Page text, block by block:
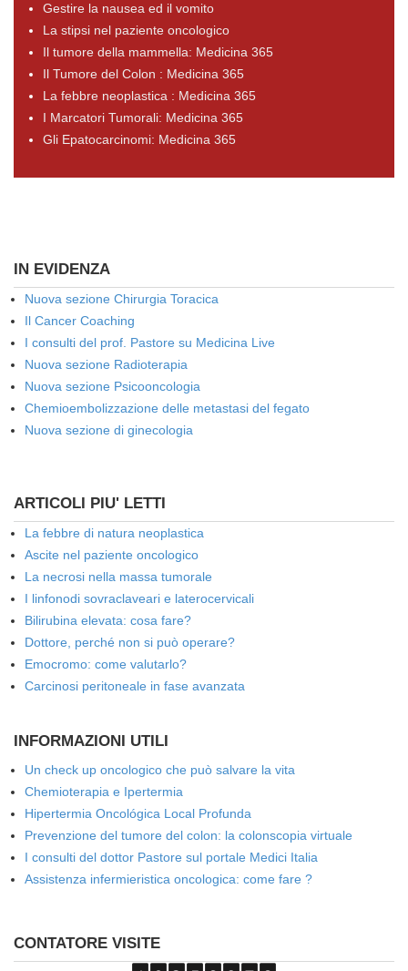
Gestire la nausea ed il vomito
La stipsi nel paziente oncologico
Il tumore della mammella: Medicina 365
Il Tumore del Colon : Medicina 365
La febbre neoplastica : Medicina 365
I Marcatori Tumorali: Medicina 365
Gli Epatocarcinomi: Medicina 365
IN EVIDENZA
Nuova sezione Chirurgia Toracica
Il Cancer Coaching
I consulti del prof. Pastore su Medicina Live
Nuova sezione Radioterapia
Nuova sezione Psicooncologia
Chemioembolizzazione delle metastasi del fegato
Nuova sezione di ginecologia
ARTICOLI PIU' LETTI
La febbre di natura neoplastica
Ascite nel paziente oncologico
La necrosi nella massa tumorale
I linfonodi sovraclaveari e laterocervicali
Bilirubina elevata: cosa fare?
Dottore, perché non si può operare?
Emocromo: come valutarlo?
Carcinosi peritoneale in fase avanzata
INFORMAZIONI UTILI
Un check up oncologico che può salvare la vita
Chemioterapia e Ipertermia
Hipertermia Oncológica Local Profunda
Prevenzione del tumore del colon: la colonscopia virtuale
I consulti del dottor Pastore sul portale Medici Italia
Assistenza infermieristica oncologica: come fare ?
CONTATORE VISITE